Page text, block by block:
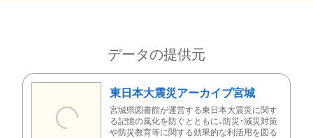
データの提供元
東日本大震災アーカイブ宮城
宮城県図書館が運営する東日本大震災に関す
る記憶の風化を防ぐとともに、防災・減災対策
や防災教育等に関する効果的な利活用を図る